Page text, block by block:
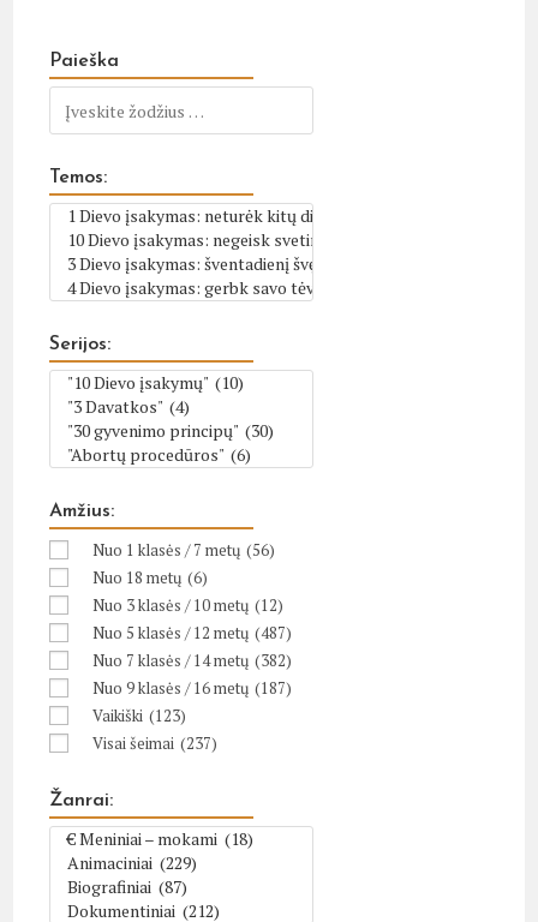
Paieška
Temos:
Serijos:
Amžius:
Nuo 1 klasės / 7 metų (56)
Nuo 18 metų (6)
Nuo 3 klasės / 10 metų (12)
Nuo 5 klasės / 12 metų (487)
Nuo 7 klasės / 14 metų (382)
Nuo 9 klasės / 16 metų (187)
Vaikiški (123)
Visai šeimai (237)
Žanrai: